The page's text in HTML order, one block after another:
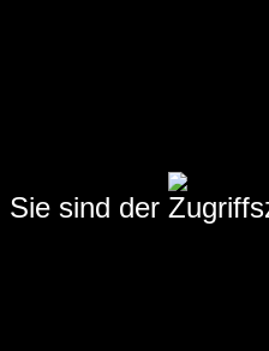
Sie sind der